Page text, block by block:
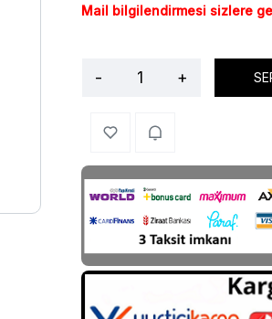
Mail bilgilendirmesi sizlere
- +